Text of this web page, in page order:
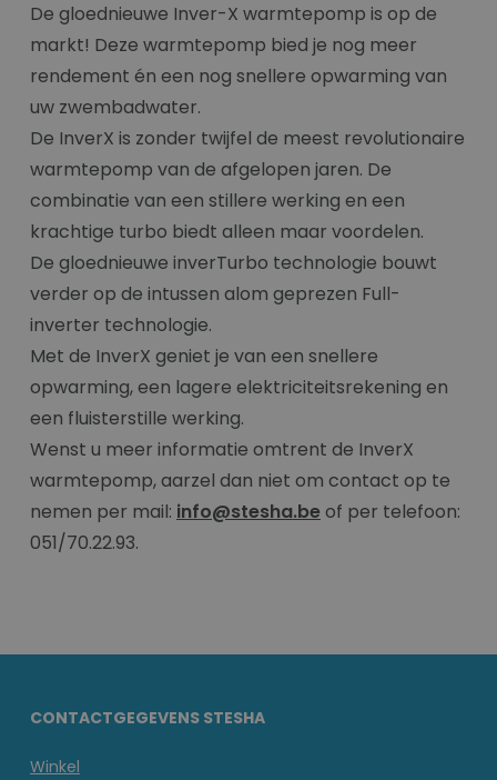
De gloednieuwe Inver-X warmtepomp is op de
markt! Deze warmtepomp bied je nog meer
rendement én een nog snellere opwarming van
uw zwembadwater.
De InverX is zonder twijfel de meest revolutionaire
warmtepomp van de afgelopen jaren. De
combinatie van een stillere werking en een
krachtige turbo biedt alleen maar voordelen.
De gloednieuwe inverTurbo technologie bouwt
verder op de intussen alom geprezen Full-
inverter technologie.
Met de InverX geniet je van een snellere
opwarming, een lagere elektriciteitsrekening en
een fluisterstille werking.
Wenst u meer informatie omtrent de InverX
warmtepomp, aarzel dan niet om contact op te
nemen per mail: info@stesha.beof per telefoon:
051/70.22.93.
CONTACTGEGEVENS STESHA
Winkel